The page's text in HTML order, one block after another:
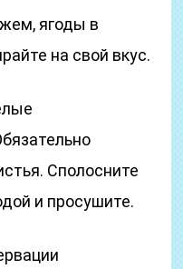
ягоды в
на свой вкус.
Сполосните
и просушите.